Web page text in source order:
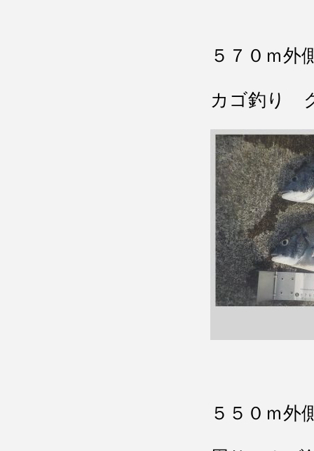
５７０ｍ
カゴ釣り
５５０ｍ